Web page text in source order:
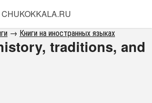
CHUKOKKALA.RU
→ Книги на иностранных языках
traditions, and